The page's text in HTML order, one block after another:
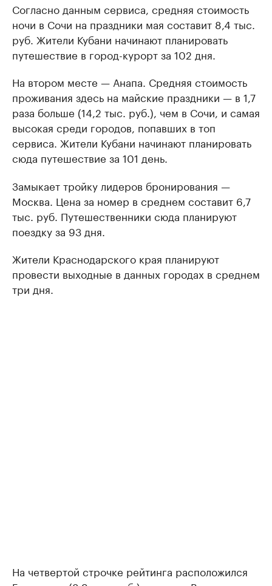
Согласно данным сервиса, средняя стоимость
ночи в Сочи на праздники мая составит 8,4 тыс.
руб. Жители Кубани начинают планировать
путешествие в город-курорт за 102 дня.
На втором месте — Анапа. Средняя стоимость
проживания здесь на майские праздники — в 1,7
раза больше (14,2 тыс. руб.), чем в Сочи, и самая
высокая среди городов, попавших в топ
сервиса. Жители Кубани начинают планировать
сюда путешествие за 101 день.
Замыкает тройку лидеров бронирования —
Москва. Цена за номер в среднем составит 6,7
тыс. руб. Путешественники сюда планируют
поездку за 93 дня.
Жители Краснодарского края планируют
провести выходные в данных городах в среднем
три дня.
На четвертой строчке рейтинга расположился